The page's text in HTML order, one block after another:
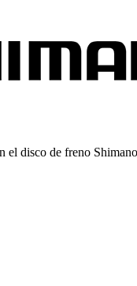
el disco de freno